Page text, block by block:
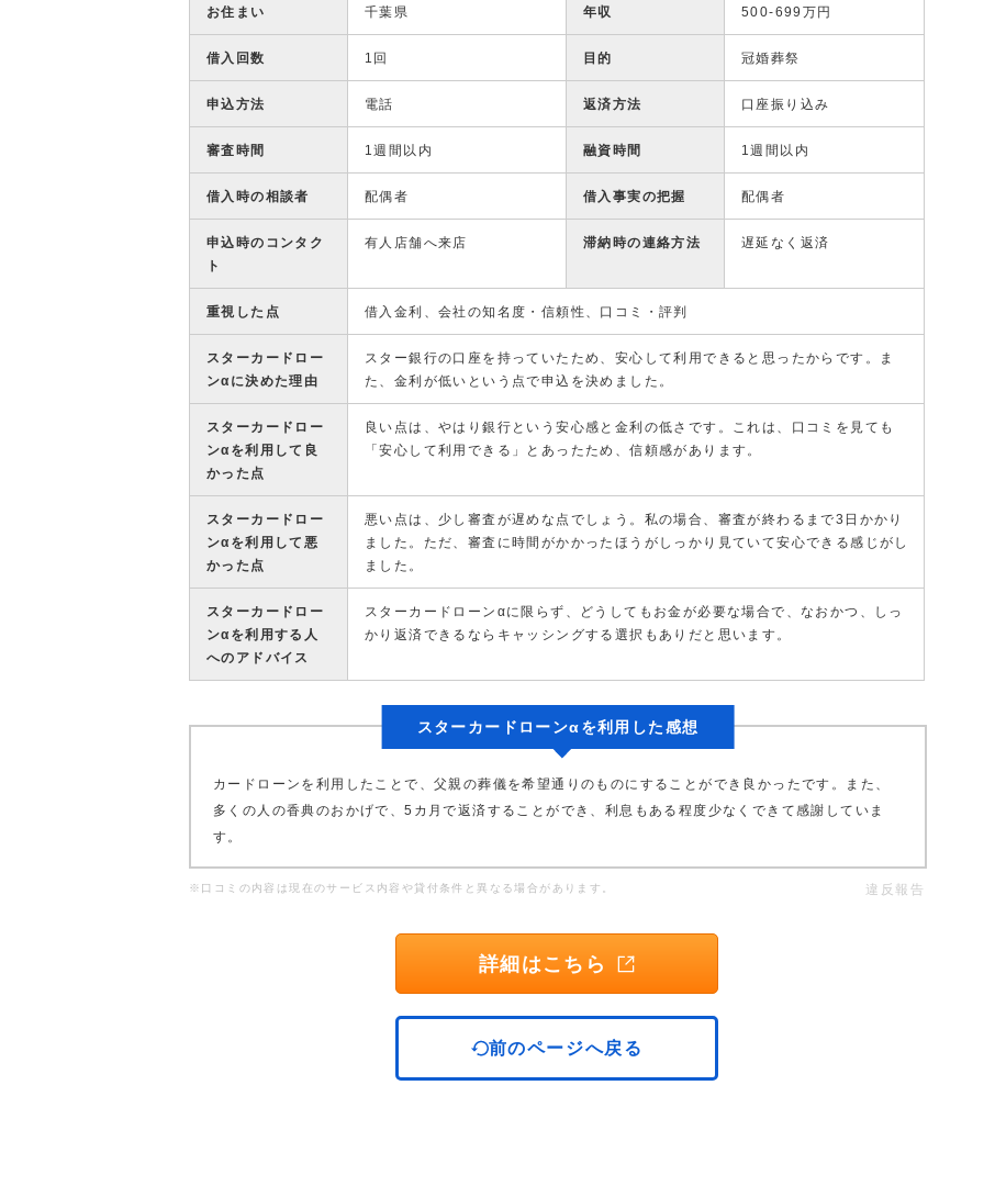
お住まい 千葉県 年収 500-699万円
借入回数 1回 目的 冠婚葬祭
申込方法 電話 返済方法 口座振り込み
審査時間 1週間以内 融資時間 1週間以内
借入時の相談者 配偶者 借入事実の把握 配偶者
申込時のコンタク
ト
有人店舗へ来店 滞納時の連絡方法 遅延なく返済
重視した点 借入金利、会社の知名度・信頼性、口コミ・評判
スターカードロー
ンαに決めた理由
スター銀行の口座を持っていたため、安心して利用できると思ったからです。ま
た、金利が低いという点で申込を決めました。
スターカードロー
ンαを利用して良
かった点
良い点は、やはり銀行という安心感と金利の低さです。これは、口コミを見ても
「安心して利用できる」とあったため、信頼感があります。
スターカードロー
ンαを利用して悪
かった点
悪い点は、少し審査が遅めな点でしょう。私の場合、審査が終わるまで3日かかり
ました。ただ、審査に時間がかかったほうがしっかり見ていて安心できる感じがし
ました。
スターカードロー
ンαを利用する人
へのアドバイス
スターカードローンαに限らず、どうしてもお金が必要な場合で、なおかつ、しっ
かり返済できるならキャッシングする選択もありだと思います。
スターカードローンαを利用した感想
カードローンを利用したことで、父親の葬儀を希望通りのものにすることができ良かったです。また、
多くの人の香典のおかげで、5カ月で返済することができ、利息もある程度少なくできて感謝していま
す。
※口コミの内容は現在のサービス内容や貸付条件と異なる場合があります。 違反報告
詳細はこちら
前のページへ戻る